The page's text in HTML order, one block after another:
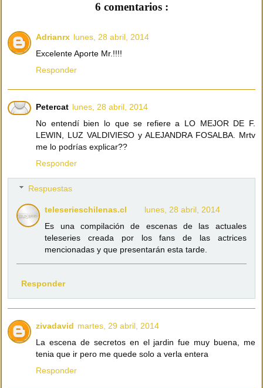
6 comentarios :
Adrianrx lunes, 28 abril, 2014
Excelente Aporte Mr.!!!!
Responder
Petercat lunes, 28 abril, 2014
No entendí bien lo que se refiere a LO MEJOR DE F.
LEWIN, LUZ VALDIVIESO y ALEJANDRA FOSALBA. Mrtv
me lo podrías explicar??
Responder
Respuestas
teleserieschilenas.cl
lunes, 28 abril, 2014
Es una compilación de escenas de las actuales
teleseries creada por los fans de las actrices
mencionadas y que presentarán esta tarde.
Responder
zivadavid martes, 29 abril, 2014
La escena de secretos en el jardin fue muy buena, me
tenia que ir pero me quede solo a verla entera
Responder